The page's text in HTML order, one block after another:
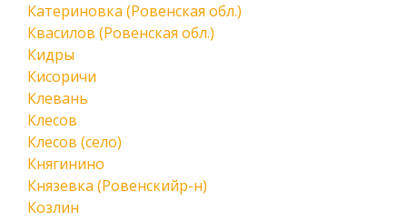
Катериновка (Ровенская обл.)
Квасилов (Ровенская обл.)
Кидры
Кисоричи
Клевань
Клесов
Клесов (село)
Княгинино
Князевка (Ровенскийр-н)
Козлин